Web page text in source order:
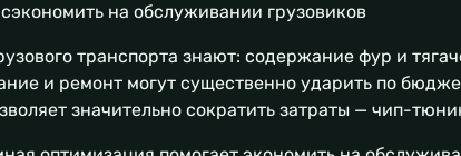
на обслуживании грузовиков
транспорта знают: содержание фур и
и ремонт могут существенно ударить по
значительно сократить затраты — чип-